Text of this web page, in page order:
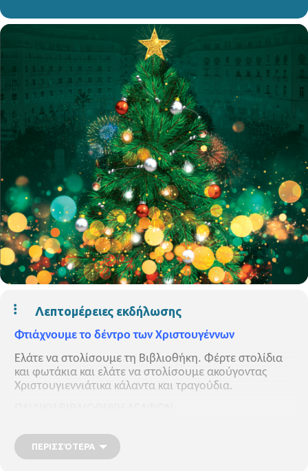
Λεπτομέρειες εκδήλωσης
Φτιάχνουμε το δέντρο των Χριστουγέννων
Ελάτε να στολίσουμε τη Βιβλιοθήκη. Φέρτε στολίδια
και φωτάκια και ελάτε να στολίσουμε ακούγοντας
Χριστουγιεννιάτικα κάλαντα και τραγούδια.
ΠΕΡΙΣΣΌΤΕΡΑ